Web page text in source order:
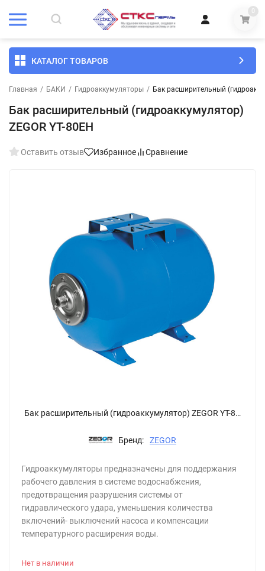
0
КАТАЛОГ ТОВАРОВ
Главная / БАКИ / Гидроаккумуляторы / Бак расширительный
Бак расширительный (гидроаккумулятор)
ZEGOR YT-80EH
Оставить отзыв Избранное Сравнение
Бак расширительный (гидроаккумулятор) ZEGOR YT-80EH
Бренд: ZEGOR
Гидроаккумуляторы предназначены для поддержания
рабочего давления в системе водоснабжения,
предотвращения разрушения системы от
гидравлического удара, уменьшения количества
включений- выключений насоса и компенсации
температурного расширения воды.
Нет в наличии